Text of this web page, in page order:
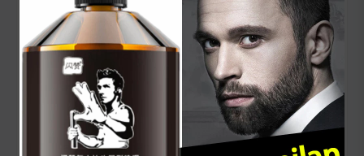
Panduan Pajak 5 Tahunan
(Ganti Plat) di Nusa Tenggara
Timur
Setiap lima tahun, pemilik kendaraan wajib
melakukan pergantian pelat nomor dan cek fisik